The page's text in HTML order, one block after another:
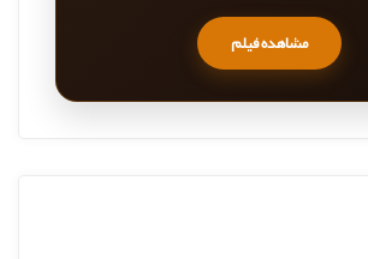
مشاهده فیلم